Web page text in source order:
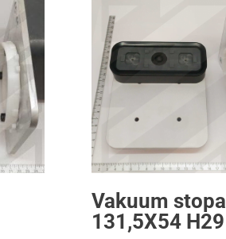
Vakuum stopa
131,5X54 H29